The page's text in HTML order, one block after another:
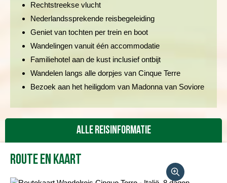
Rechtstreekse vlucht
Nederlandssprekende reisbegeleiding
Geniet van tochten per trein en boot
Wandelingen vanuit één accommodatie
Familiehotel aan de kust inclusief ontbijt
Wandelen langs alle dorpjes van Cinque Terre
Bezoek aan het heiligdom van Madonna van Soviore
Alle reisinformatie
Route en kaart